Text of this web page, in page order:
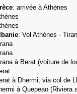
: arrivée à Athènes
: Vol Athènes -
à Berat (voiture de
à Dhermi, via col de
à Quepeao (Riviera